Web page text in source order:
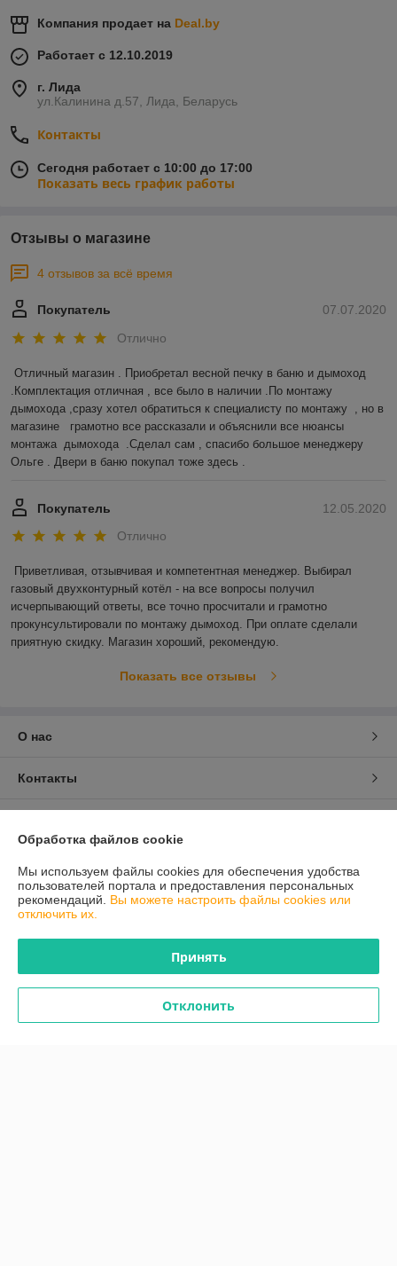
Компания продает на Deal.by
Работает с 12.10.2019
г. Лида
ул.Калинина д.57, Лида, Беларусь
Контакты
Сегодня работает с 10:00 до 17:00
Показать весь график работы
Отзывы о магазине
4 отзывов за всё время
07.07.2020
Покупатель
Отлично
Отличный магазин . Приобретал весной печку в баню и дымоход
.Комплектация отличная , все было в наличии .По монтажу
дымохода ,сразу хотел обратиться к специалисту по монтажу  , но в
магазине   грамотно все рассказали и объяснили все нюансы
монтажа  дымохода  .Сделал сам , спасибо большое менеджеру
Ольге . Двери в баню покупал тоже здесь .
12.05.2020
Покупатель
Отлично
Приветливая, отзывчивая и компетентная менеджер. Выбирал
газовый двухконтурный котёл - на все вопросы получил
исчерпывающий ответы, все точно просчитали и грамотно
прокунсультировали по монтажу дымоход. При оплате сделали
приятную скидку. Магазин хороший, рекомендую.
Показать все отзывы
О нас
Контакты
Полная версия сайта
Политика обработки cookies
Сайт создан на платформе Deal.by
Обработка файлов cookie
Мы используем файлы cookies для обеспечения удобства
пользователей портала и предоставления персональных
рекомендаций. Вы можете настроить файлы cookies или
отключить их.
Принять
Отклонить